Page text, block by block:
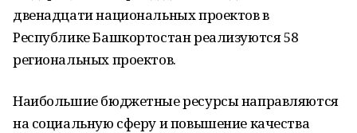
двенадцати национальных проектов в
Республике Башкортостан реализуются 58
региональных проектов.
Наибольшие бюджетные ресурсы направляются
на социальную сферу и повышение качества